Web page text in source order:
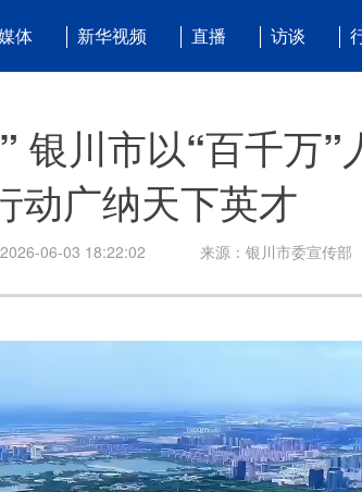
体 新华视频 直播 访谈
银川市以“百千万”
动广纳天下英才
2026-06-03 18:22:02 来源：银川市委宣传部